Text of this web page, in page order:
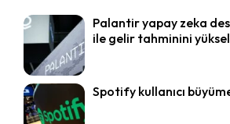
Palantir yapay zeka
ile gelir tahminini
Spotify kullanıcı